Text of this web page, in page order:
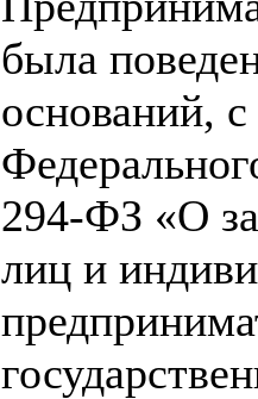
была
оснований,
294-ФЗ «О
лиц и